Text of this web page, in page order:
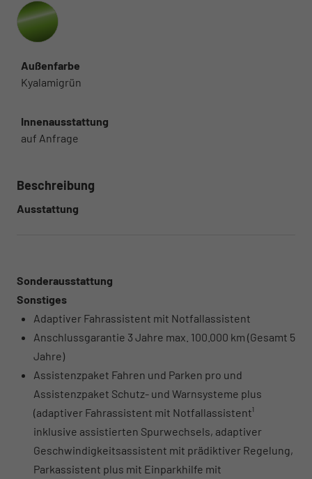
Außenfarbe
Kyalamigrün
Innenausstattung
auf Anfrage
Beschreibung
Ausstattung
Sonderausstattung
Sonstiges
Adaptiver Fahrassistent mit Notfallassistent
Anschlussgarantie 3 Jahre max. 100.000 km (Gesamt 5
Jahre)
Assistenzpaket Fahren und Parken pro und
Assistenzpaket Schutz- und Warnsysteme plus
(adaptiver Fahrassistent mit Notfallassistent¹
inklusive assistierten Spurwechsels, adaptiver
Geschwindigkeitsassistent mit prädiktiver Regelung,
Parkassistent plus mit Einparkhilfe mit